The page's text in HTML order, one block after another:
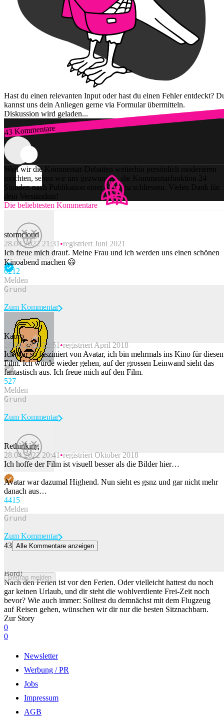
Hast du einen relevanten Input oder hast du einen Fehler entdeckt?
kannst uns dein Anliegen gerne via Formular übermitteln.
Diskussion wird geladen...
43 Kommentare
Zum Login
Weil wir die Kommentar-Debatten weiterhin persönlich moderieren
möchten, sehen wir uns gezwungen, die Kommentarfunktion 24
Stunden nach Publikation einer Story zu schliessen. Vielen Dank für
dein Verständnis!
Die beliebtesten Kommentare
stormcloud
28.04.2022 21:31 registriert Juni 2021
Ich freue mich drauf. Meine Frau und ich werden uns einen schönen
Kinoabend machen 😃
6212
Melden
Beitrag melden
Zum Kommentar
Kaoro
28.04.2022 22:51 registriert April 2018
Ich war so fasziniert von Avatar, ich bin mehrmals ins Kino für diesen
Film. Ich würde wieder gehen, auf der grossen Leinwand sieht das
fantastisch aus. Ich freue mich auf den Film.
527
Melden
Beitrag melden
Zum Kommentar
Rethinking
28.04.2022 20:41 registriert Oktober 2018
Ich hoffe der Film ist visuell besser als die Bilder hier…
Avatar war dazumal Highend. Nun sieht es gsnz und gar nicht mehr
danach aus…
4415
Melden
Beitrag melden
Zum Kommentar
43 Alle Kommentare anzeigen
Bord!
Nach den Ferien ist vor den Ferien. Oder vielleicht hattest du noch
gar keinen Urlaub, und dir steht die wohlverdiente Frei-Zeit noch
bevor? Wie auch immer: Solltest du demnächst mit dem Flugzeug
auf Reisen gehen, wünschen wir dir nur die besten Sitznachbarn.
Zur Story
0
0
Newsletter
Werbung / PR
Jobs
Impressum
AGB